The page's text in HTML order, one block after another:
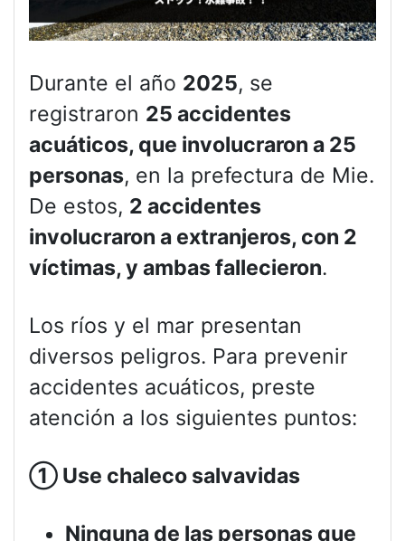
Durante el año 2025, se
registraron 25 accidentes
acuáticos, que involucraron a 25
personas, en la prefectura de Mie.
De estos, 2 accidentes
involucraron a extranjeros, con 2
víctimas, y ambas fallecieron.
Los ríos y el mar presentan
diversos peligros. Para prevenir
accidentes acuáticos, preste
atención a los siguientes puntos:
① Use chaleco salvavidas
Ninguna de las personas que